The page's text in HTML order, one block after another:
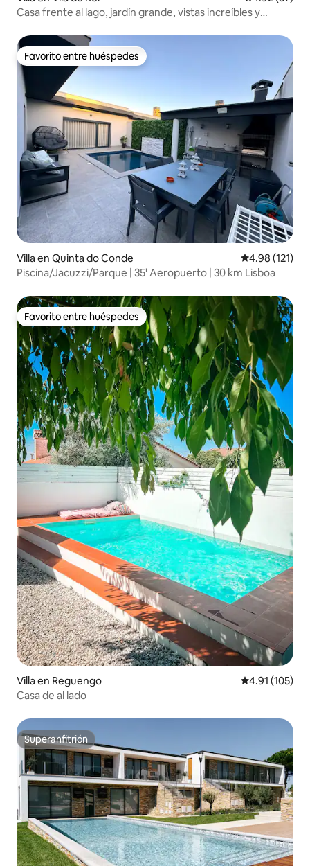
Casa frente al lago, jardín grande, vistas increíbles y
Favorito entre huéspedes
Favorito entre huéspedes
Villa en Quinta do Conde Calificación
4.98 (121)
Piscina/Jacuzzi/Parque | 35' Aeropuerto | 30 km Lisboa
Favorito entre huéspedes
Favorito entre huéspedes
Villa en Reguengo Calificación
4.91 (105)
Casa de al lado
Superanfitrión
Superanfitrión